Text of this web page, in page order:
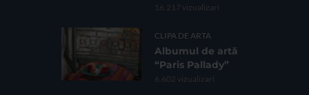
16.217 vizualizari
CLIPA DE ARTA
Albumul de artă
“Paris Pallady”
6.602 vizualizari